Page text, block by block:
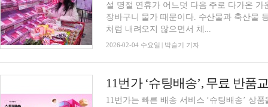
설 명절 연휴가 어느덧 다음 주로 다가온
장바구니 물가 때문이다. 수산물과 축산물
처럼 내려오지 않으면서 체...
2026-02-04 수요일 | 박슬기 기자
11번가 ‘슈팅배송’, 무료 반품
11번가는 빠른 배송 서비스 ‘슈팅배송’ 상